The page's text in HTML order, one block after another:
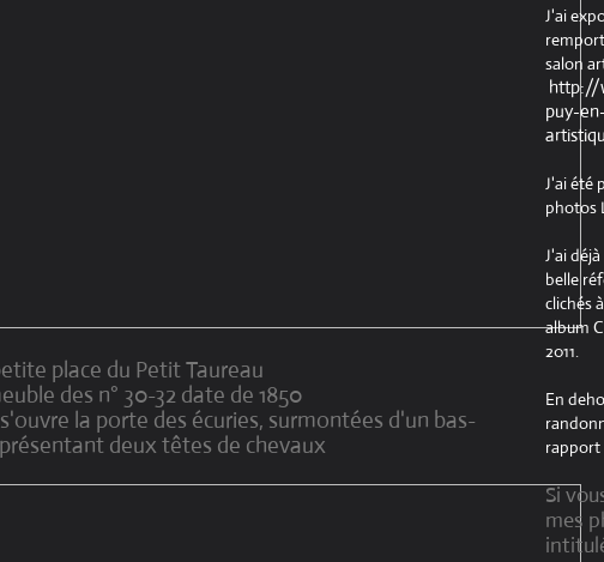
place du Petit Taureau
des n° 30-32 date de 1850
la porte des écuries, surmontées d'un bas-
deux têtes de chevaux
J'ai
salon
http://
puy-
J'ai été
photos
J'ai
belle
clichés
album
2011.
En
rapport
Si
mes